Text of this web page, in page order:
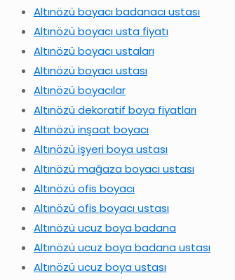
Altınözü boyacı badanacı ustası
Altınözü boyacı usta fiyatı
Altınözü boyacı ustaları
Altınözü boyacı ustası
Altınözü boyacılar
Altınözü dekoratif boya fiyatları
Altınözü inşaat boyacı
Altınözü işyeri boya ustası
Altınözü mağaza boyacı ustası
Altınözü ofis boyacı
Altınözü ofis boyacı ustası
Altınözü ucuz boya badana
Altınözü ucuz boya badana ustası
Altınözü ucuz boya ustası